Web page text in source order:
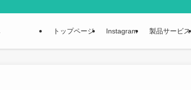
トップページ Instagram 製品サービス